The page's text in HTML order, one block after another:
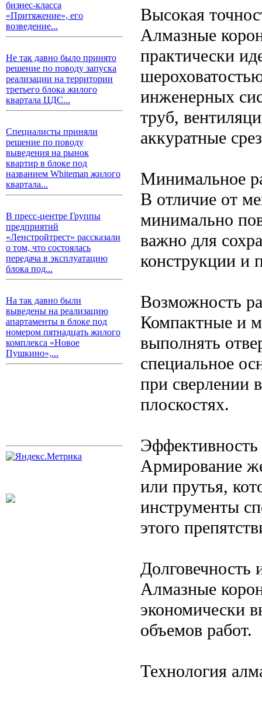
бизнес-класса
«Притяжение», его
возведение...
Не так давно было принято
решение по поводу запуска
реализации на территории
третьего блока жилого
квартала ЦДС...
Специалисты приняли
решение по поводу
выведения на рынок
квартир в блоке под
названием Whiteman жилого
квартала...
В пресс-центре Группы
предприятий
«Ленстройтрест» рассказали
о том, что состоялась
передача в эксплуатацию
блока под...
На так давно были
выведены на реализацию
апартаменты в блоке под
номером пятнадцать жилого
комплекса «Новое
Пушкино»,...
Высокая
Алмазные
практически
инженерных
труб,
аккуратные
Минимальное
В отличие от
минимально
важно для
конструкции и
Возможность
Компактные и
выполнять
специальное
при сверлении
плоскостях.
Армирование
или прутья,
инструменты
этого
Долговечность
Алмазные
экономически
объемов работ.
Технология